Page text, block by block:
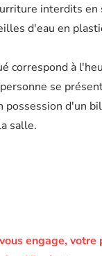
interdits en
d'eau en
correspond à
se
possession d'un
salle.
engage, votre